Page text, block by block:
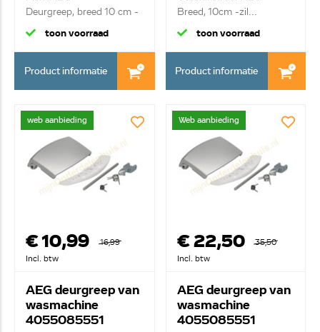
Deurgreep, breed 10 cm -
wit...
toon voorraad
Product informatie
Breed, 10cm -zil...
toon voorraad
Product informatie
web aanbieding
€ 10,99
16,99
Incl. btw
AEG deurgreep van
wasmachine
4055085551
Web aanbieding
€ 22,50
35,50
Incl. btw
AEG deurgreep van
wasmachine
4055085551